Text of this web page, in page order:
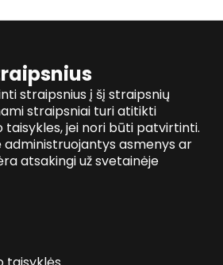
straipsnius į šį straipsnių
straipsniai turi atitikti
jei nori būti patvirtinti.
asmenys ar
atsakingi už svetainėje